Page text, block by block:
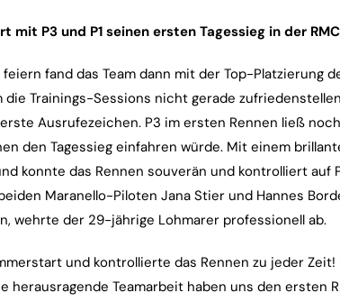
mit P3 und P1 seinen ersten Tagessieg in der
fand das Team dann mit der Top-Platzierung
die Trainings-Sessions nicht gerade
Ausrufezeichen. P3 im ersten Rennen ließ
den Tagessieg einfahren würde. Mit einem
konnte das Rennen souverän und kontrolliert auf
Maranello-Piloten Jana Stier und Hannes
wehrte der 29-jährige Lohmarer professionell ab.
und kontrollierte das Rennen zu jeder Zeit!
herausragende Teamarbeit haben uns den ersten